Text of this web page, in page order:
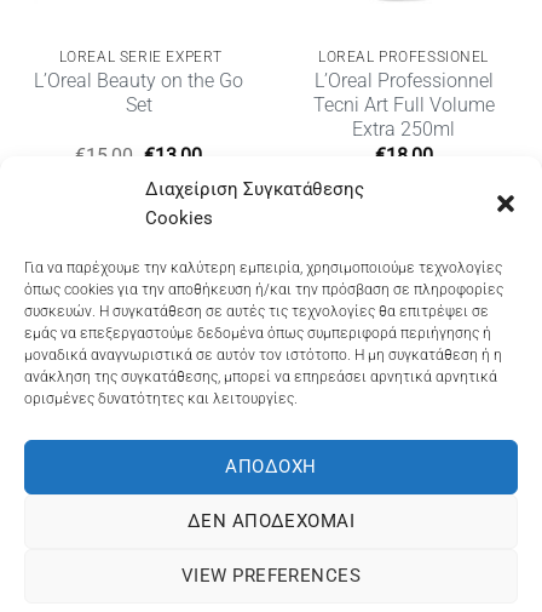
Διαχείριση Συγκατάθεσης
Cookies
Για να παρέχουμε την καλύτερη εμπειρία, χρησιμοποιούμε τεχνολογίες
όπως cookies για την αποθήκευση ή/και την πρόσβαση σε πληροφορίες
συσκευών. Η συγκατάθεση σε αυτές τις τεχνολογίες θα επιτρέψει σε
εμάς να επεξεργαστούμε δεδομένα όπως συμπεριφορά περιήγησης ή
μοναδικά αναγνωριστικά σε αυτόν τον ιστότοπο. Η μη συγκατάθεση ή η
ανάκληση της συγκατάθεσης, μπορεί να επηρεάσει αρνητικά αρνητικά
ορισμένες δυνατότητες και λειτουργίες.
ΑΠΟΔΟΧΉ
ΔΕΝ ΑΠΟΔΈΧΟΜΑΙ
VIEW PREFERENCES
LOREAL SERIE EXPERT
L’Oreal Beauty on the Go
Set
€15,00 Original
was:
€15,00.
€13,00Η
τιμή
€13,00.
LOREAL PROFESSIONEL
L’Oreal Professionnel
Tecni Art Full Volume
Extra 250ml
€18,00
Dioni Hair Care, Ζυμβρακάκηδων 33, τηλ 28210
91906
Dioni Hair Spa, Κ. Σφακιανάκη 5, τηλ 28210 94712
On
Delivery
ΤΡΟΠΟΙ ΠΛΗΡΩΜΗΣ
ΠΟΛΙΤΙΚΉ ΕΠΙΣΤΡΟΦΏΝ
ΠΟΛΙΤΙΚΉ ΑΠΟΡΡΉΤΟΥ – COOKIES (ΕΕ)
. Powered byOCS eShop Development